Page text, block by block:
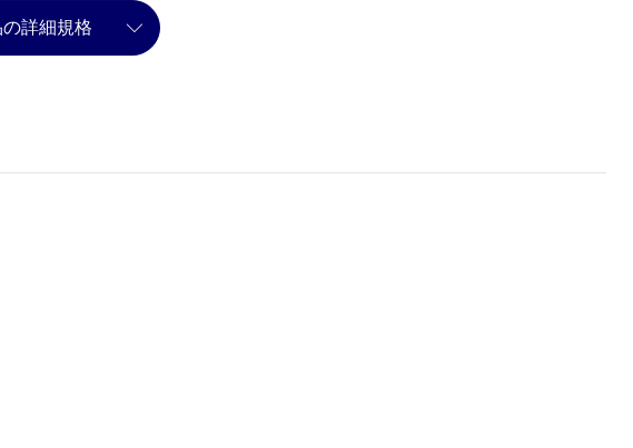
詳細規格